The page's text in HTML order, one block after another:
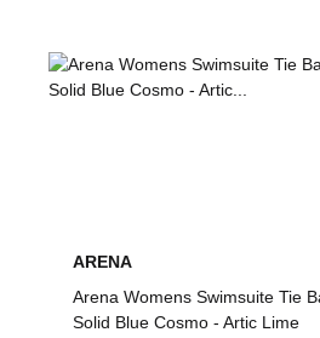
ARENA
Arena Womens Swimsuite Tie
Solid Blue Cosmo - Artic Lime